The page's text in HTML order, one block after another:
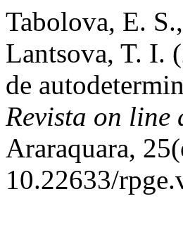
Tabolova, E.
Lantsova, T. I.
de
Revista on line
Araraquara,
10.22633/